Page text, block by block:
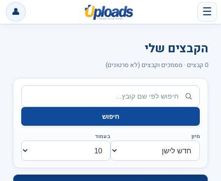
👤 ☰
הקבצים שלי
0 קבצים · מסמכים וקבצים (לא סרטונים)
חיפוש
מיון בעמוד